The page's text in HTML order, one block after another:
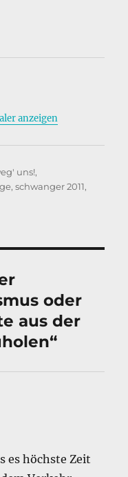
anzeigen
uns!,
,schwanger 2011,
oder
aus der
es höchste Zeit